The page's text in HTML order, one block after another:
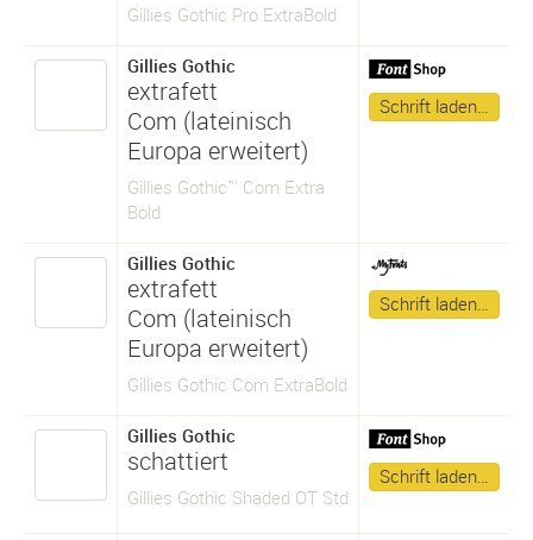
Gillies Gothic Pro ExtraBold
Gillies Gothic
extrafett
Com (lateinisch
Europa erweitert)
Gillies Gothic™ Com Extra
Bold
Schrift laden…
Gillies Gothic
extrafett
Com (lateinisch
Europa erweitert)
Gillies Gothic Com ExtraBold
Schrift laden…
Gillies Gothic
schattiert
Gillies Gothic Shaded OT Std
Schrift laden…